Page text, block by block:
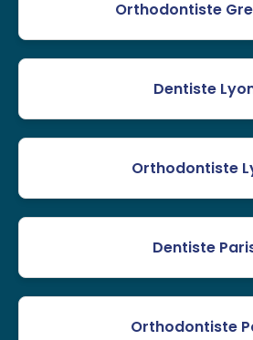
Orthodontiste
Dentiste
Orthodontiste
Dentiste
Orthodontiste